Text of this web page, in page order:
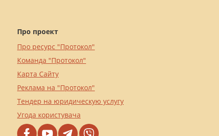
Про проект
Про ресурс "Протокол"
Команда "Протокол"
Карта Сайту
Реклама на "Протокол"
Тендер на юридическую услугу
Угода користувача